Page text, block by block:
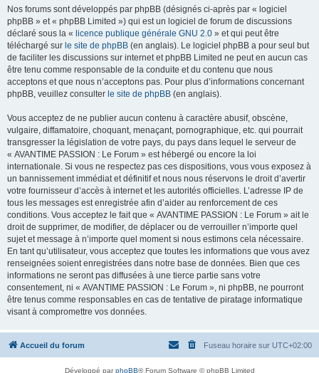
Nos forums sont développés par phpBB (désignés ci-après par « logiciel
phpBB » et « phpBB Limited ») qui est un logiciel de forum de discussions
déclaré sous la « licence publique générale GNU 2.0 » et qui peut être
téléchargé sur le site de phpBB (en anglais). Le logiciel phpBB a pour seul but
de faciliter les discussions sur internet et phpBB Limited ne peut en aucun cas
être tenu comme responsable de la conduite et du contenu que nous
acceptons et que nous n’acceptons pas. Pour plus d’informations concernant
phpBB, veuillez consulter le site de phpBB (en anglais).
Vous acceptez de ne publier aucun contenu à caractère abusif, obscène,
vulgaire, diffamatoire, choquant, menaçant, pornographique, etc. qui pourrait
transgresser la législation de votre pays, du pays dans lequel le serveur de
« AVANTIME PASSION : Le Forum » est hébergé ou encore la loi
internationale. Si vous ne respectez pas ces dispositions, vous vous exposez à
un bannissement immédiat et définitif et nous nous réservons le droit d’avertir
votre fournisseur d’accès à internet et les autorités officielles. L’adresse IP de
tous les messages est enregistrée afin d’aider au renforcement de ces
conditions. Vous acceptez le fait que « AVANTIME PASSION : Le Forum » ait le
droit de supprimer, de modifier, de déplacer ou de verrouiller n’importe quel
sujet et message à n’importe quel moment si nous estimons cela nécessaire.
En tant qu’utilisateur, vous acceptez que toutes les informations que vous avez
renseignées soient enregistrées dans notre base de données. Bien que ces
informations ne seront pas diffusées à une tierce partie sans votre
consentement, ni « AVANTIME PASSION : Le Forum », ni phpBB, ne pourront
être tenus comme responsables en cas de tentative de piratage informatique
visant à compromettre vos données.
Accueil du forum Fuseau horaire sur UTC+02:00
Développé parphpBB® Forum Software © phpBB Limited